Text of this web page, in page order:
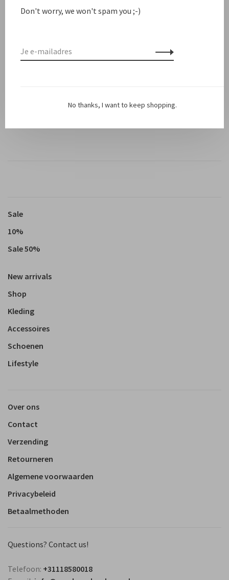
Sale
10%
Sale 50%
New arrivals
Shop
Kleding
Accessoires
Schoenen
Lifestyle
Over ons
Contact
Verzending
Retourneren
Algemene voorwaarden
Privacybeleid
Betaalmethoden
Questions? Contact us!
Telefoon: +31118580018
Don't worry, we won't spam you ;-)
No thanks, I want to keep shopping.